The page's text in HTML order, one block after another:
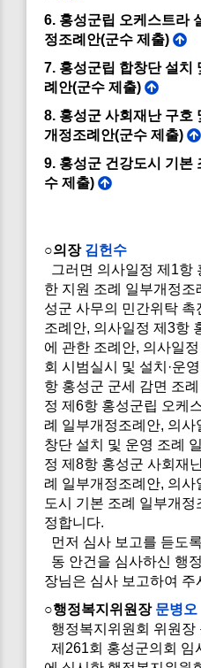
6. 홍성군립 오케스트라
정조례안(군수 제출)
7. 홍성군립 합창단 설치
례안(군수 제출)
8. 홍성군 사회재난 구호
개정조례안(군수 제출)
9. 홍성군 건강도시 기본
수 제출)
○의장 김헌수
그러면 의사일정 제1항
한 지원 조례 일부개정
성군 사무의 민간위탁 촉
조례안, 의사일정 제3항
에 관한 조례안, 의사일
회 시범실시 및 설치·운
항 홍성군 군세 감면 조
정 제6항 홍성군립 오케
례 일부개정조례안, 의
창단 설치 및 운영 조례
정 제8항 홍성군 사회재
례 일부개정조례안, 의
도시 기본 조례 일부개
정합니다.
먼저 심사 보고를 듣도
동 안건을 심사하신 행
장님은 심사 보고하여 주
○행정복지위원장 문병오
행정복지위원회 위원장
제261회 홍성군의회 임